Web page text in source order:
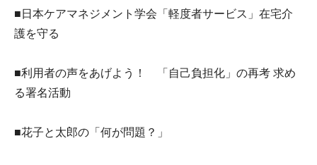
■日本ケアマネジメント学会「軽度者サービス」在宅介
護を守る
■利用者の声をあげよう！ 「自己負担化」の再考 求め
る署名活動
■花子と太郎の「何が問題？」